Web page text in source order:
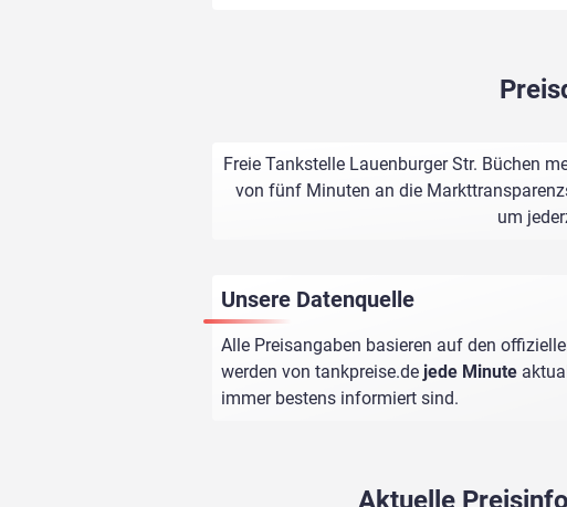
Freie Tankstelle Lauenburger Str. Büchen
von fünf Minuten an die
um
Unsere Datenquelle
Alle Preisangaben basieren auf den
werden von tankpreise.de jede Minute
immer bestens informiert sind.
Aktuelle